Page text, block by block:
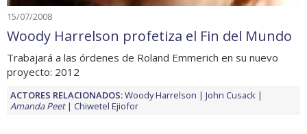
15/07/2008
Woody Harrelson profetiza el Fin del Mundo
Trabajará a las órdenes de Roland Emmerich en su nuevo
proyecto: 2012
ACTORES RELACIONADOS:Woody Harrelson
John Cusack
Amanda Peet
Chiwetel Ejiofor